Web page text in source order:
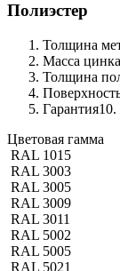
Полиэстер
Толщина
Масса
Толщина
Гарантия10.
Цветовая гамма
RAL 1015
RAL 3003
RAL 3005
RAL 3009
RAL 3011
RAL 5002
RAL 5005
RAL 5021